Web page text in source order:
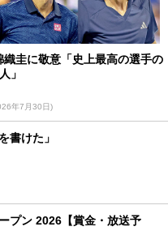
織圭に敬意「史上最高の選手の
」
年7月30日)
書けた」
プン 2026【賞金・放送予